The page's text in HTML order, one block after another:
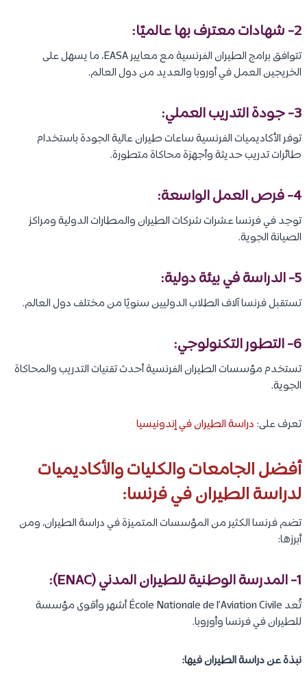
2- شهادات معترف بها عالميًا:
تتوافق برامج الطيران الفرنسية مع معايير EASA، ما يسهل على
الخريجين العمل في أوروبا والعديد من دول العالم.
3- جودة التدريب العملي:
توفر الأكاديميات الفرنسية ساعات طيران عالية الجودة باستخدام
طائرات تدريب حديثة وأجهزة محاكاة متطورة.
4- فرص العمل الواسعة:
توجد في فرنسا عشرات شركات الطيران والمطارات الدولية ومراكز
الصيانة الجوية.
5- الدراسة في بيئة دولية:
تستقبل فرنسا آلاف الطلاب الدوليين سنويًا من مختلف دول العالم.
6- التطور التكنولوجي:
تستخدم مؤسسات الطيران الفرنسية أحدث تقنيات التدريب والمحاكاة
الجوية.
تعرف على: دراسة الطيران في إندونيسيا
أفضل الجامعات والكليات والأكاديميات
لدراسة الطيران في فرنسا:
تضم فرنسا الكثير من المؤسسات المتميزة في دراسة الطيران، ومن
أبرزها:
1- المدرسة الوطنية للطيران المدني (ENAC):
تُعد École Nationale de l’Aviation Civile أشهر وأقوى مؤسسة
للطيران في فرنسا وأوروبا.
نبذة عن دراسة الطيران فيها: